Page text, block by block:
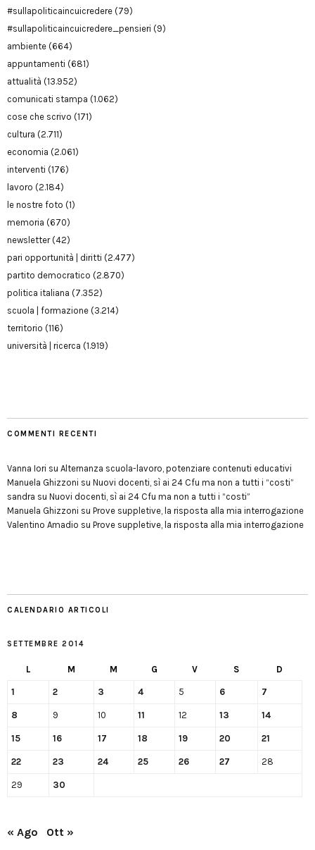
#sullapoliticaincuicredere (79)
#sullapoliticaincuicredere_pensieri (9)
ambiente (664)
appuntamenti (681)
attualità (13.952)
comunicati stampa (1.062)
cose che scrivo (171)
cultura (2.711)
economia (2.061)
interventi (176)
lavoro (2.184)
le nostre foto (1)
memoria (670)
newsletter(42)
pari opportunità | diritti (2.477)
partito democratico (2.870)
politica italiana (7.352)
scuola | formazione (3.214)
territorio (116)
università | ricerca (1.919)
COMMENTI RECENTI
Vanna Iori su Alternanza scuola-lavoro, potenziare contenuti educativi
Manuela Ghizzoni su Nuovi docenti, sì ai 24 Cfu ma non a tutti i “costi”
sandra su Nuovi docenti, sì ai 24 Cfu ma non a tutti i “costi”
Manuela Ghizzoni su Prove suppletive, la risposta alla mia interrogazione
Valentino Amadio su Prove suppletive, la risposta alla mia interrogazione
CALENDARIO ARTICOLI
SETTEMBRE 2014
L M M G V S D
1 2 3 4 5 6 7
8 9 10 11 12 13 14
15 16 17 18 19 20 21
22 23 24 25 26 27 28
29 30
« Ago Ott »